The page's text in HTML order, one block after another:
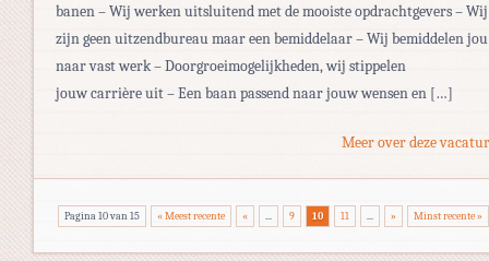
banen – Wij werken uitsluitend met de mooiste opdrachtgevers – Wij
zijn geen uitzendbureau maar een bemiddelaar – Wij bemiddelen jou
naar vast werk – Doorgroeimogelijkheden, wij stippelen
jouw carrière uit – Een baan passend naar jouw wensen en […]
Meer over deze
Pagina 10 van 15 « Meest recente « ... 9 10 11 ... » Minst recente »